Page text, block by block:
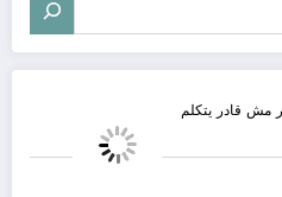
مش قادر يتكلم